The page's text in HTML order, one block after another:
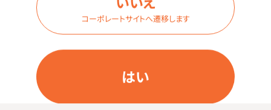
はい
コーポレートサイトへ遷移します
使用上の注意
※製造時期により色・包装形態・質感が異なる場合がご
ざいます。